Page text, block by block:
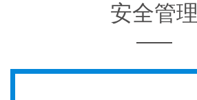
安全管理